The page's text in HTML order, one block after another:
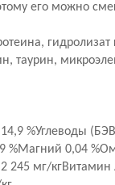
его можно
таурин,
%Углеводы
%Магний 0,04
245 мг/